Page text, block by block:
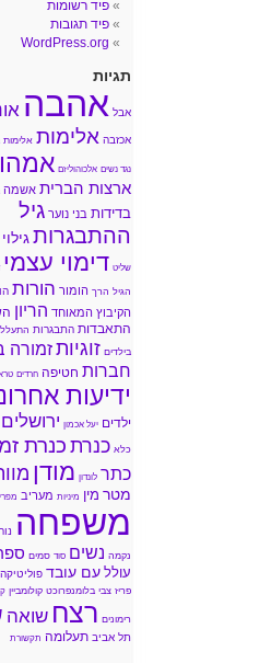
פיד רשומות
פיד תגובות
WordPress.org
תגיות
אבל אהבה
אכזבה אלימות
נגד נשים אלכוהוליזם
ארצות הברית אשמה
בדידות בני נוער גיל
ההתבגרות
שליט דימוי עצמי
הגיל הרך הומור הורות
הקיבוץ המאוחד הריון
התאבדות התבגרות
בילדים זוגיותזמורה
חברות חטיפה חרדים
ידיעות
ילדים יעל אכמון ירושלים
כלא כנרת כנרת
כתר לונדון מודן
מטר מין מיניות מעריב
משפחה
נקמה נשים סוד סמים
עולל עם עובד פוליטיקה
פריז צבי בלומנפרוכט קולומביין
רימונים רצח שואה
תל אביב תעלומה תקשורת